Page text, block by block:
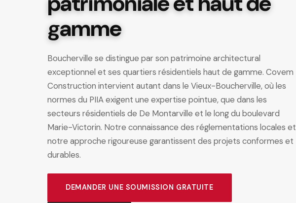
gamme
Boucherville se distingue par son patrimoine architectural
exceptionnel et ses quartiers résidentiels haut de gamme. Covem
Construction intervient autant dans le Vieux-Boucherville, où les
normes du PIIA exigent une expertise pointue, que dans les
secteurs résidentiels de De Montarville et le long du boulevard
Marie-Victorin. Notre connaissance des réglementations locales et
notre approche rigoureuse garantissent des projets conformes et
durables.
DEMANDER UNE SOUMISSION GRATUITE